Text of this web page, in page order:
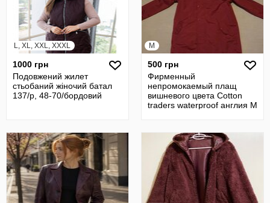
L, XL, XXL, XXXL
1000 грн
Подовжений жилет
стьобаний жіночий батал
137/р, 48-70/бордовий
M
500 грн
Фирменный
непромокаемый плащ
вишневого цвета Cotton
traders waterproof англия M